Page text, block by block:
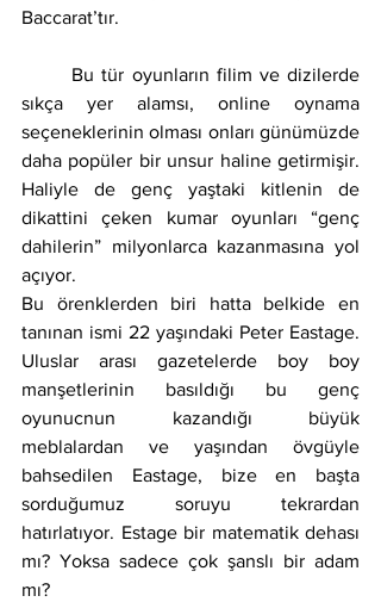
Baccarat’tır.
sıkça yer alamsı, online oynama
seçeneklerinin olması onları günümüzde
daha popüler bir unsur haline getirmişir.
Haliyle de genç yaştaki kitlenin de
dikattini çeken kumar oyunları “genç
dahilerin” milyonlarca kazanmasına yol
açıyor.
Bu örenklerden biri hatta belkide en
tanınan ismi 22 yaşındaki Peter Eastage.
Uluslar arası gazetelerde boy boy
manşetlerinin basıldığı bu genç
oyunucnun kazandığı büyük
meblalardan ve yaşından övgüyle
bahsedilen Eastage, bize en başta
sorduğumuz soruyu tekrardan
hatırlatıyor. Estage bir matematik dehası
mı? Yoksa sadece çok şanslı bir adam
mı?